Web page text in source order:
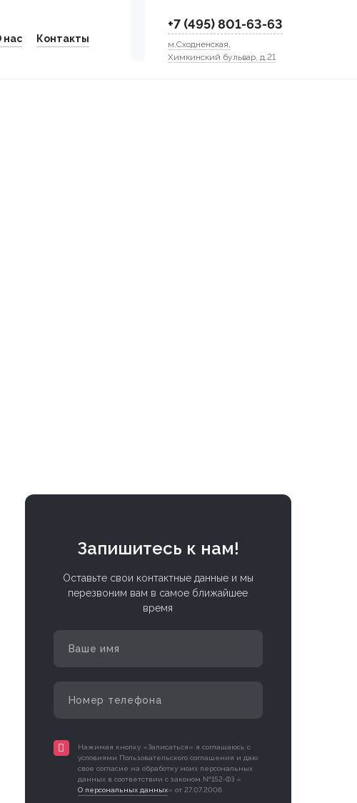
нас Контакты
+7 (495) 801-63-63
м.Сходненская,
Химкинский бульвар, д.21
Запишитесь к нам!
Оставьте свои контактные данные и мы
перезвоним вам в самое ближайшее
время
Нажимая кнопку «Записаться» я соглашаюсь с
условиями Пользовательского соглашения и даю
свое согласие на обработку моих персональных
данных в соответствии с законом №152-ФЗ «
О персональных данных» от 27.07.2006